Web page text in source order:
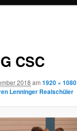
CSC
2018 am1920 × 1080
Lenninger Realschüler